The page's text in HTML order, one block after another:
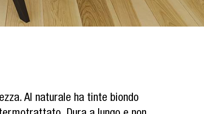
Al naturale ha tinte biondo